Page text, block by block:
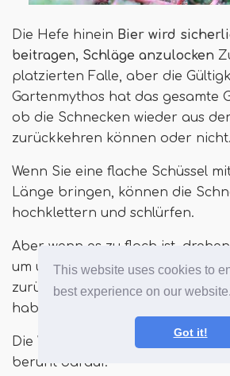
This website uses cookies to
best experience on our website.
Got it!
Die Hefe hinein Bier wird
beitragen, Schläge anzulocken
platzierten Falle, aber die
Gartenmythos hat das gesamte
ob die Schnecken wieder aus
zurückkehren können oder nicht.
Wenn Sie eine flache Schüssel
Länge bringen, können die
hochklettern und schlürfen.
Aber wenn es zu flach ist,
um und kehren zu allen anderen
zurück, die Sie in Ihrem Garten
haben, wenn sie fertig sind.
Die Wirksamkeit dieser
beruht darauf.